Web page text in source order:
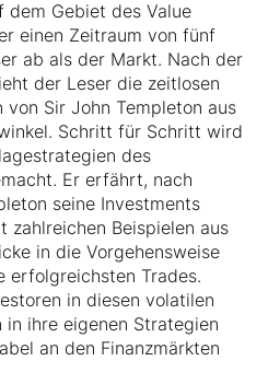
dem Gebiet des Value
einen Zeitraum von fünf
ab als der Markt. Nach der
der Leser die zeitlosen
Sir John Templeton aus
Schritt für Schritt wird
des
Er erfährt, nach
seine Investments
zahlreichen Beispielen aus
in die Vorgehensweise
erfolgreichsten Trades.
in diesen volatilen
in ihre eigenen Strategien
an den Finanzmärkten